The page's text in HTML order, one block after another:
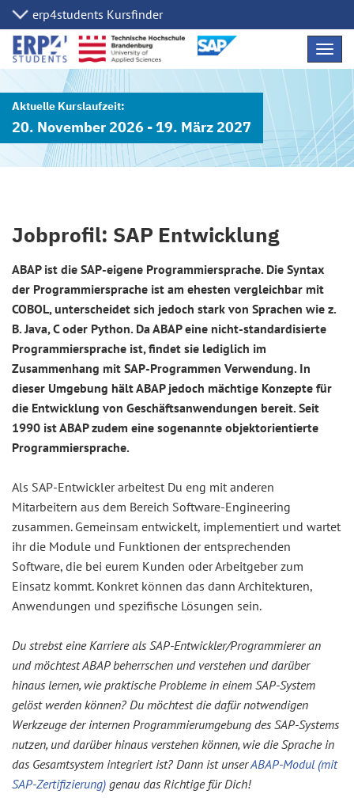
20. November 2026 - 19. März 2027
Jobprofil: SAP Entwicklung
ABAP ist die SAP-eigene Programmiersprache. Die Syntax
der Programmiersprache ist am ehesten vergleichbar mit
COBOL, unterscheidet sich jedoch stark von Sprachen wie z.
B. Java, C oder Python. Da ABAP eine nicht-standardisierte
Programmiersprache ist, findet sie lediglich im
Zusammenhang mit SAP-Programmen Verwendung. In
dieser Umgebung hält ABAP jedoch mächtige Konzepte für
die Entwicklung von Geschäftsanwendungen bereit. Seit
1990 ist ABAP zudem eine sogenannte objektorientierte
Programmiersprache.
Als SAP-Entwickler arbeitest Du eng mit anderen
Mitarbeitern aus dem Bereich Software-Engineering
zusammen. Gemeinsam entwickelt, implementiert und wartet
ihr die Module und Funktionen der entsprechenden
Software, die bei eurem Kunden oder Arbeitgeber zum
Einsatz kommt. Konkret können das dann Architekturen,
Anwendungen und spezifische Lösungen sein.
Du strebst eine Karriere als SAP-Entwickler/Programmierer an
und möchtest ABAP beherrschen und verstehen und darüber
hinaus lernen, wie praktische Probleme in einem SAP-System
gelöst werden können? Du möchtest die dafür notwendigen
Werkzeuge der internen Programmierumgebung des SAP-Systems
nutzen, und darüber hinaus verstehen können, wie die Sprache in
das Gesamtsystem integriert ist? Dann ist unserABAP-Modul (mit
SAP-Zertifizierung) genau das Richtige für Dich!